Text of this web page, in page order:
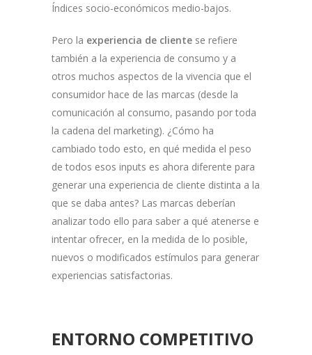
Índices socio-económicos medio-bajos.
Pero la experiencia de cliente se refiere
también a la experiencia de consumo y a
otros muchos aspectos de la vivencia que el
consumidor hace de las marcas (desde la
comunicación al consumo, pasando por toda
la cadena del marketing). ¿Cómo ha
cambiado todo esto, en qué medida el peso
de todos esos inputs es ahora diferente para
generar una experiencia de cliente distinta a la
que se daba antes? Las marcas deberían
analizar todo ello para saber a qué atenerse e
intentar ofrecer, en la medida de lo posible,
nuevos o modificados estímulos para generar
experiencias satisfactorias.
ENTORNO COMPETITIVO